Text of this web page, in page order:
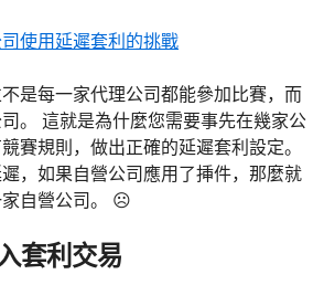
使用延遲套利的挑戰
是每一家代理公司都能參加比賽，而
。 這就是為什麼您需要事先在幾家公
賽規則，做出正確的延遲套利設定。
，如果自營公司應用了挿件，那麼就
家自營公司。 ☹
套利交易